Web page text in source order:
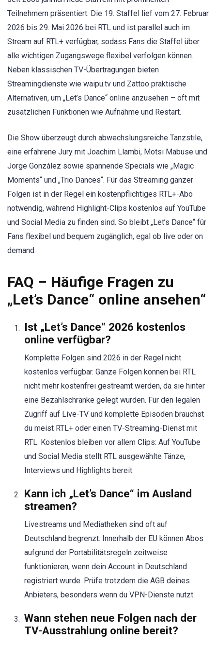
Teilnehmern präsentiert. Die 19. Staffel lief vom 27. Februar
2026 bis 29. Mai 2026 bei RTL und ist parallel auch im
Stream auf RTL+ verfügbar, sodass Fans die Staffel über
alle wichtigen Zugangswege flexibel verfolgen können.
Neben klassischen TV-Übertragungen bieten
Streamingdienste wie waipu.tv und Zattoo praktische
Alternativen, um „Let’s Dance“ online anzusehen – oft mit
zusätzlichen Funktionen wie Aufnahme und Restart.
Die Show überzeugt durch abwechslungsreiche Tanzstile,
eine erfahrene Jury mit Joachim Llambi, Motsi Mabuse und
Jorge González sowie spannende Specials wie „Magic
Moments“ und „Trio Dances“. Für das Streaming ganzer
Folgen ist in der Regel ein kostenpflichtiges RTL+-Abo
notwendig, während Highlight-Clips kostenlos auf YouTube
und Social Media zu finden sind. So bleibt „Let’s Dance“ für
Fans flexibel und bequem zugänglich, egal ob live oder on
demand.
FAQ – Häufige Fragen zu
„Let’s Dance“ online ansehen“
Ist „Let’s Dance“ 2026 kostenlos
online verfügbar?
Komplette Folgen sind 2026 in der Regel nicht
kostenlos verfügbar. Ganze Folgen können bei RTL
nicht mehr kostenfrei gestreamt werden, da sie hinter
eine Bezahlschranke gelegt wurden. Für den legalen
Zugriff auf Live-TV und komplette Episoden brauchst
du meist RTL+ oder einen TV-Streaming-Dienst mit
RTL. Kostenlos bleiben vor allem Clips: Auf YouTube
und Social Media stellt RTL ausgewählte Tänze,
Interviews und Highlights bereit.
Kann ich „Let’s Dance“ im Ausland
streamen?
Livestreams und Mediatheken sind oft auf
Deutschland begrenzt. Innerhalb der EU können Abos
aufgrund der Portabilitätsregeln zeitweise
funktionieren, wenn dein Account in Deutschland
registriert wurde. Prüfe trotzdem die AGB deines
Anbieters, besonders wenn du VPN-Dienste nutzt.
Wann stehen neue Folgen nach der
TV-Ausstrahlung online bereit?